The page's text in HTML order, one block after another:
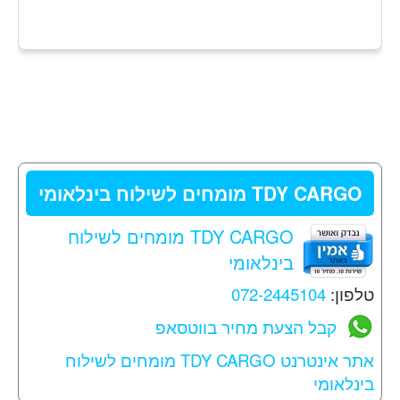
TDY CARGO מומחים לשילוח בינלאומי
TDY CARGO מומחים לשילוח
בינלאומי
טלפון: 072-2445104
קבל הצעת מחיר בווטסאפ
אתר אינטרנט TDY CARGO מומחים לשילוח
בינלאומי